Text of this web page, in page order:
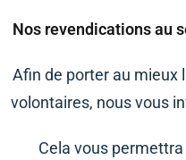
Nos revendications au
Afin de porter au mieux
volontaires, nous vous
Cela vous permettra